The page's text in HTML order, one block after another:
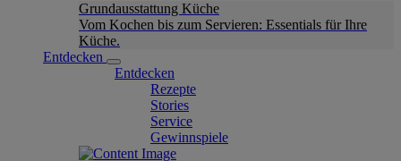
Grundausstattung Küche
Vom Kochen bis zum Servieren: Essentials für Ihre
Küche.
Entdecken
Entdecken
Rezepte
Stories
Service
Gewinnspiele